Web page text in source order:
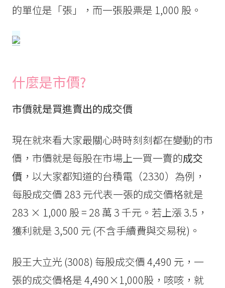
的單位是「張」，而一張股票是 1,000 股。
什麼是市價?
市價就是買進賣出的成交價
現在就來看大家最關心時時刻刻都在變動的市
價，市價就是每股在市場上一買一賣的成交
價 ，以大家都知道的台積電（2330）為例，
每股成交價 283 元代表一張的成交價格就是
283 × 1,000 股 = 28 萬 3 千元。若上漲 3.5，
獲利就是 3,500 元 (不含手續費與交易稅)。
股王大立光 (3008) 每股成交價 4,490 元，一
張的成交價格是 4,490×1,000股，咳咳，就